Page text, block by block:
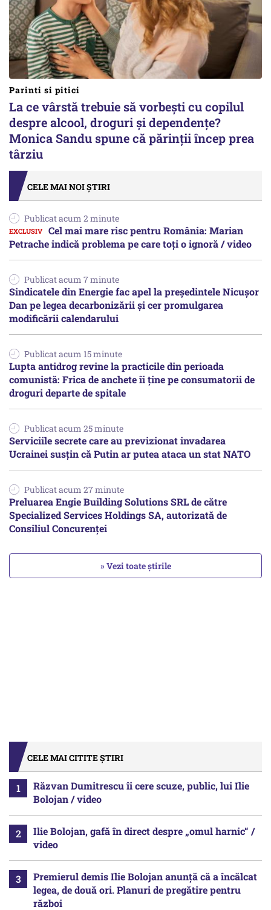
Parinti si pitici
La ce vârstă trebuie să vorbești cu copilul
despre alcool, droguri și dependențe?
Monica Sandu spune că părinții încep prea
târziu
CELE MAI NOI ȘTIRI
Publicat acum 2 minute
Cel mai mare risc pentru România: Marian
Petrache indică problema pe care toți o ignoră / video
Publicat acum 7 minute
Sindicatele din Energie fac apel la preşedintele Nicuşor
Dan pe legea decarbonizării şi cer promulgarea
modificării calendarului
Publicat acum 15 minute
Lupta antidrog revine la practicile din perioada
comunistă: Frica de anchete îi ține pe consumatorii de
droguri departe de spitale
Publicat acum 25 minute
Serviciile secrete care au previzionat invadarea
Ucrainei susțin că Putin ar putea ataca un stat NATO
Publicat acum 27 minute
Preluarea Engie Building Solutions SRL de către
Specialized Services Holdings SA, autorizată de
Consiliul Concurenţei
» Vezi toate știrile
CELE MAI CITITE ȘTIRI
Răzvan Dumitrescu îi cere scuze, public, lui Ilie
Bolojan / video
Ilie Bolojan, gafă în direct despre „omul harnic“ /
video
Premierul demis Ilie Bolojan anunță că a încălcat
legea, de două ori. Planuri de pregătire pentru
război